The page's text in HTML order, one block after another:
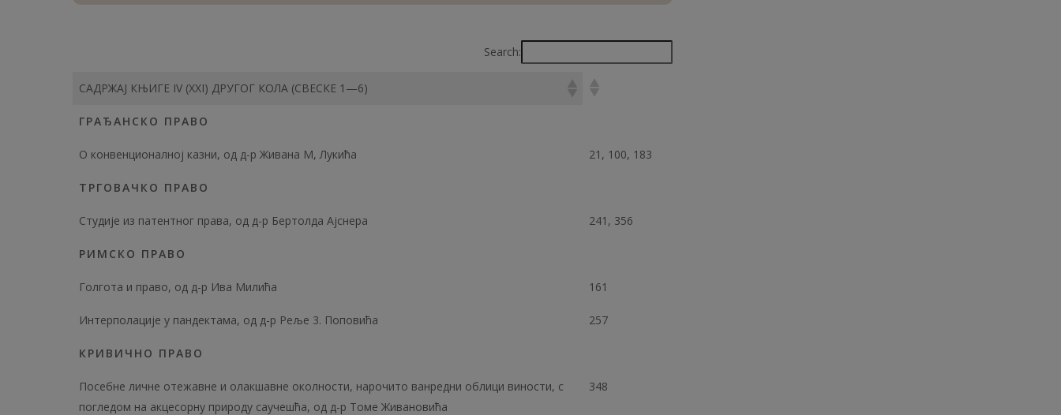
Search:
САДРЖАЈ КЊИГЕ IV (XXI) ДРУГОГ КОЛА (СВЕСКЕ 1—6)
ГРАЂАНСКО ПРАВО
О конвенционалној казни, од д-р Живана М, Лукића 21, 100, 183
ТРГОВАЧКО ПРАВО
Студије из патентног права, од д-р Бертолда Ајснера 241, 356
РИМСКО ПРАВО
Голгота и право, од д-р Ива Милића 161
Интерполације у пандектама, од д-р Реље 3. Поповића 257
КРИВИЧНО ПРАВО
Посебне личне отежавне и олакшавне околности, нарочито ванредни облици виности, с
погледом на акцесорну природу саучешћа, од д-р Томе Живановића
348